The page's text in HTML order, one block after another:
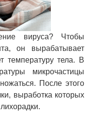
вируса? Чтобы
он вырабатывает
температуру тела. В
микрочастицы
После этого
выработка которых